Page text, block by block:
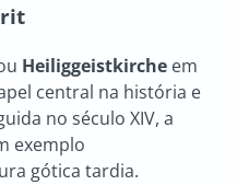
Heiliggeistkirche em
central na história e
no século XIV, a
exemplo
gótica tardia.